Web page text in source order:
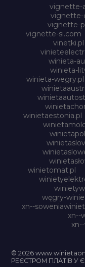
vignette-
vignette-
vignette-
vignette-si.com
vinetki.pl
winieta-
winieta-
winieta-wegry.pl
winietaestonia.pl
winietomat.pl
węgry-
xn--
xn--
© 2026
РЕЄСТРОМ ПЛАТІВ У